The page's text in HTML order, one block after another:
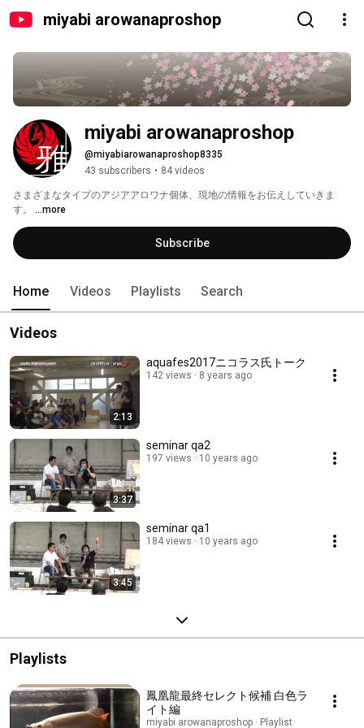
miyabi arowanaproshop
miyabi arowanaproshop
@miyabiarowanaproshop8335
43 subscribers • 84 videos
さまざまなタイプのアジアアロワナ個体、現地の情報をお伝えしていきま
す。 ...more
Subscribe
Home Videos Playlists Search
Videos
2:13
aquafes2017ニコラス氏トーク
142 views 8 years ago
3:37
seminar qa2
197 views 10 years ago
3:45
seminar qa1
184 views 10 years ago
Playlists
鳳凰龍最終セレクト候補 白色ラ
イト編
miyabi arowanaproshop · Playlist